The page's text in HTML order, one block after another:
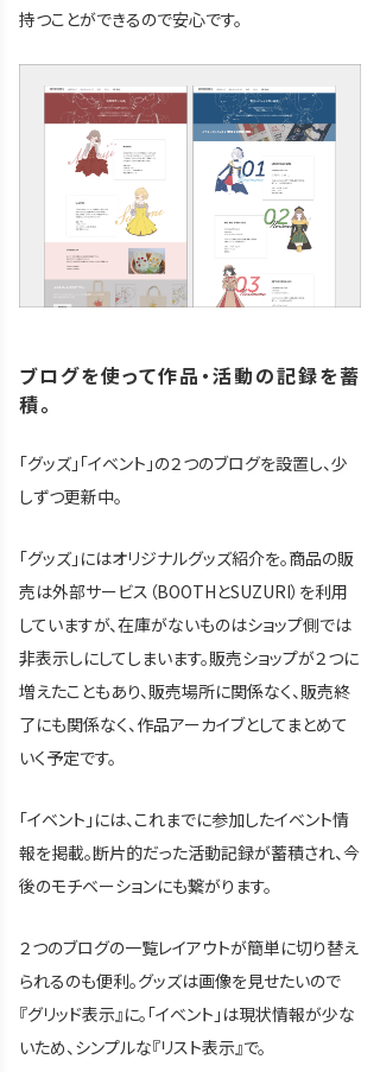
持つことができるので安心です。
ブログを使って作品・活動の記録を蓄
積。
「グッズ」「イベント」の２つのブログを設置し、少
しずつ更新中。
「グッズ」にはオリジナルグッズ紹介を。商品の販
売は外部サービス（BOOTHとSUZURI）を利用
していますが、在庫がないものはショップ側では
非表示しにしてしまいます。販売ショップが２つに
増えたこともあり、販売場所に関係なく、販売終
了にも関係なく、作品アーカイブとしてまとめて
いく予定です。
「イベント」には、これまでに参加したイベント情
報を掲載。断片的だった活動記録が蓄積され、今
後のモチベーションにも繋がります。
２つのブログの一覧レイアウトが簡単に切り替え
られるのも便利。グッズは画像を見せたいので
『グリッド表示』に。「イベント」は現状情報が少な
いため、シンプルな『リスト表示』で。